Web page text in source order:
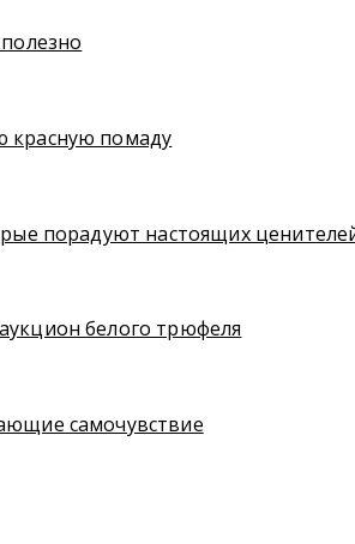
красную помаду
порадуют настоящих
белого трюфеля
самочувствие